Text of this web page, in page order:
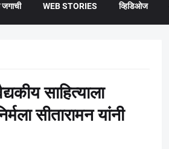
जगाची WEB STORIES व्हिडिओज
साहित्याला
सीतारामन यांनी